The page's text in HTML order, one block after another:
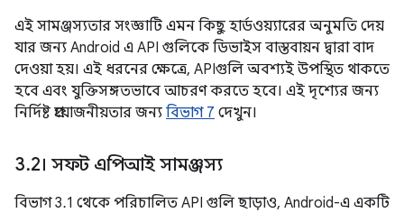
এই সামঞ্জস্যতার সংজ্ঞাটি এমন কিছু হার্ডওয়্যারের অনুমতি দেয়
যার জন্য Android এ API গুলিকে ডিভাইস বাস্তবায়ন দ্বারা বাদ
দেওয়া হয়। এই ধরনের ক্ষেত্রে, APIগুলি অবশ্যই উপস্থিত থাকতে
হবে এবং যুক্তিসঙ্গতভাবে আচরণ করতে হবে। এই দৃশ্যের জন্য
নির্দিষ্ট প্রয়োজনীয়তার জন্য বিভাগ 7 দেখুন।
3.2। সফট এপিআই সামঞ্জস্য
বিভাগ 3.1 থেকে পরিচালিত API গুলি ছাড়াও, Android-এ একটি